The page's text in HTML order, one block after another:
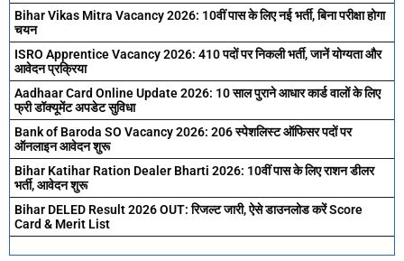
Bihar Vikas Mitra Vacancy 2026: 10वीं पास के लिए नई भर्ती, बिना परीक्षा होगा
चयन
ISRO Apprentice Vacancy 2026: 410 पदों पर निकली भर्ती, जानें योग्यता और
आवेदन प्रक्रिया
Aadhaar Card Online Update 2026: 10 साल पुराने आधार कार्ड वालों के लिए
फ्री डॉक्यूमेंट अपडेट सुविधा
Bank of Baroda SO Vacancy 2026: 206 स्पेशलिस्ट ऑफिसर पदों पर
ऑनलाइन आवेदन शुरू
Bihar Katihar Ration Dealer Bharti 2026: 10वीं पास के लिए राशन डीलर
भर्ती, आवेदन शुरू
Bihar DELED Result 2026 OUT: रिजल्ट जारी, ऐसे डाउनलोड करें Score
Card & Merit List